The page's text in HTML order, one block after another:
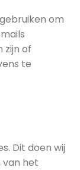
om
zijn of
te
Dit doen wij
van het